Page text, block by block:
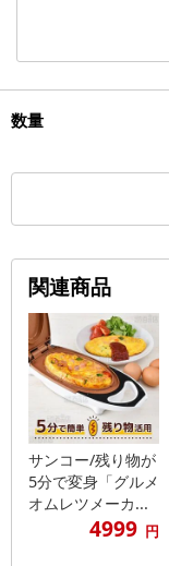
数量
関連商品
サンコー/残り物が
5分で変身「グルメ
オムレツメーカ...
4999 円